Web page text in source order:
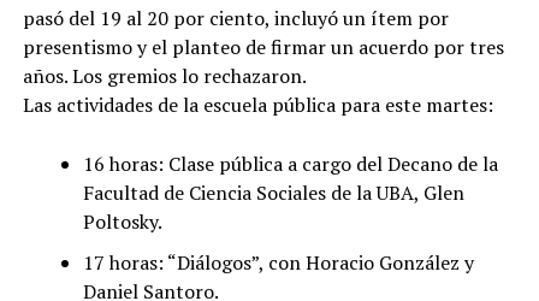
pasó del 19 al 20 por ciento, incluyó un ítem por
presentismo y el planteo de firmar un acuerdo por tres
años. Los gremios lo rechazaron.
Las actividades de la escuela pública para este martes:
16 horas: Clase pública a cargo del Decano de la
Facultad de Ciencia Sociales de la UBA, Glen
Poltosky.
17 horas: “Diálogos”, con Horacio González y
Daniel Santoro.